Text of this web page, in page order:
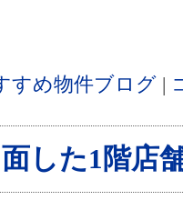
すめ物件ブログ |
した1階店